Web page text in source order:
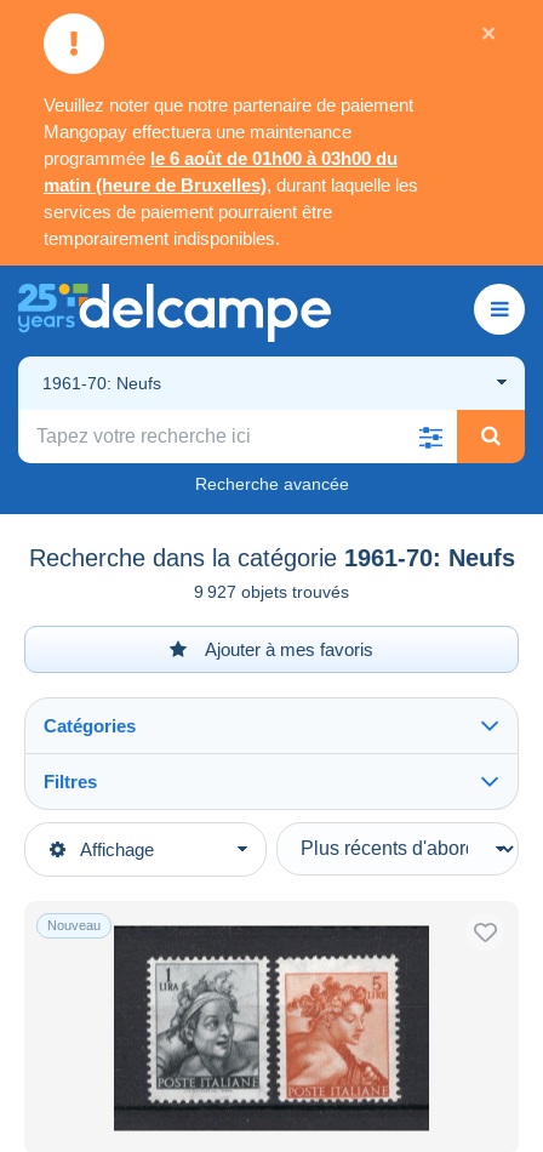
Veuillez noter que notre partenaire de paiement
Mangopay effectuera une maintenance
programmée le 6 août de 01h00 à 03h00 du
matin (heure de Bruxelles), durant laquelle les
services de paiement pourraient être
temporairement indisponibles.
×
1961-70: Neufs
Recherche avancée
Recherche dans la catégorie 1961-70: Neufs
9 927 objets trouvés
Ajouter à mes favoris
Affichage
Catégories
Catégories principales
Europe
1946-.. République
1961-70: Neufs
Filtres
Types de vente
En cours
Prix fixes
Enchères avec offres
Enchères sans offres
Maisons de vente
Nouveau